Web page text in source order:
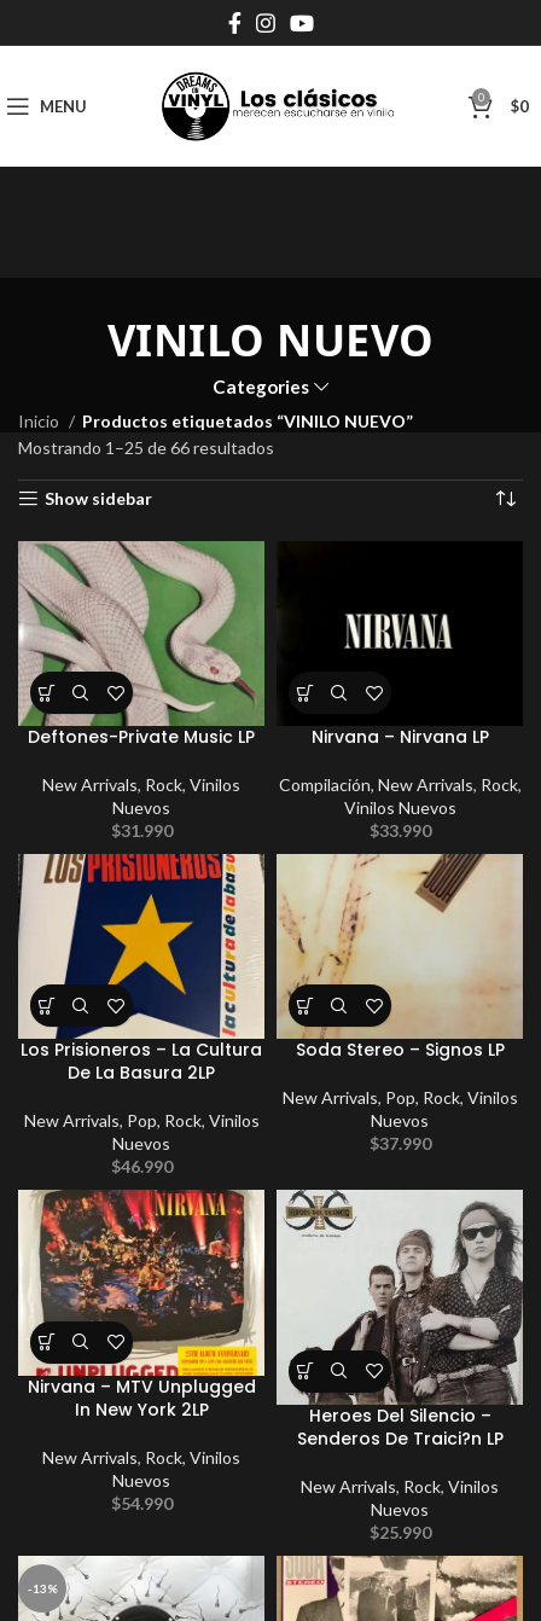
MENU 0 $0
VINILO NUEVO
Categories
Inicio
Productos etiquetados “VINILO NUEVO”
Mostrando 1–25 de 66 resultados
Show sidebar
Deftones-Private Music LP
New Arrivals, Rock, Vinilos
Nuevos
$31.990
Nirvana – Nirvana LP
Compilación, New Arrivals, Rock,
Vinilos Nuevos
$33.990
Los Prisioneros – La Cultura
De La Basura 2LP
New Arrivals, Pop, Rock, Vinilos
Nuevos
$46.990
Soda Stereo – Signos LP
New Arrivals, Pop, Rock, Vinilos
Nuevos
$37.990
Nirvana – MTV Unplugged
In New York 2LP
New Arrivals, Rock, Vinilos
Nuevos
$54.990
Heroes Del Silencio –
Senderos De Traici?n LP
New Arrivals, Rock, Vinilos
Nuevos
$25.990
-13%